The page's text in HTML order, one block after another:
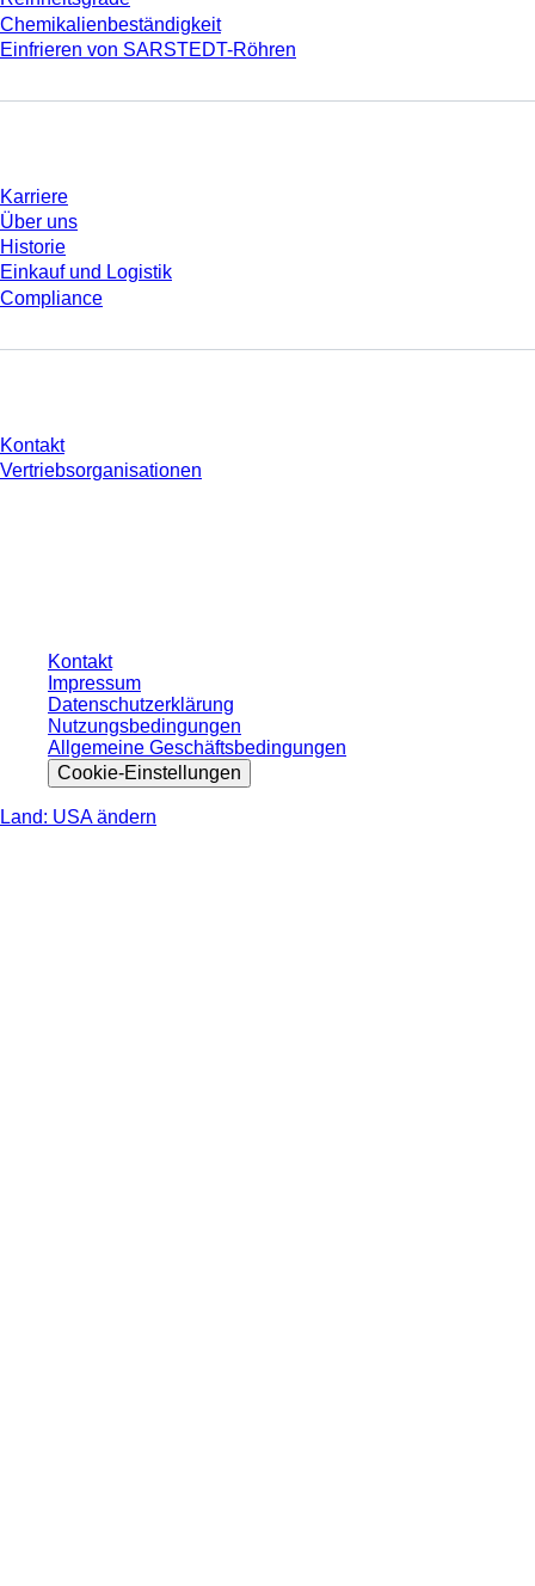
Chemikalienbeständigkeit
Einfrieren von SARSTEDT-Röhren
Karriere
Über uns
Historie
Einkauf und Logistik
Compliance
Kontakt
Vertriebsorganisationen
Kontakt
Impressum
Datenschutzerklärung
Nutzungsbedingungen
Allgemeine Geschäftsbedingungen
Cookie-Einstellungen
Land: USA ändern